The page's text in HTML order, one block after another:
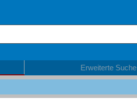
Erweiterte Suche